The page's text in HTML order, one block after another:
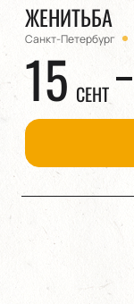
ЖЕНИТЬБА
Санкт-Петербург
15 СЕНТ